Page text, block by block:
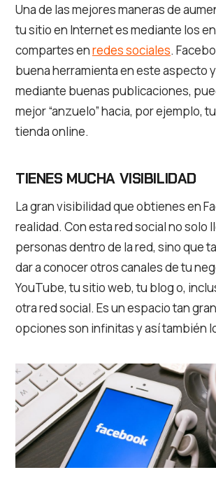
Una de las mejores maneras de
tu sitio en Internet es mediante los
compartes enredes sociales.
buena herramienta en este aspecto
mediante buenas publicaciones,
mejor “anzuelo” hacia, por ejemplo,
tienda online.
TIENES MUCHA VISIBILIDAD
La gran visibilidad que obtienes en
realidad. Con esta red social no solo
personas dentro de la red, sino que
dar a conocer otros canales de tu
YouTube, tu sitio web, tu blog o,
otra red social. Es un espacio tan
opciones son infinitas y así también